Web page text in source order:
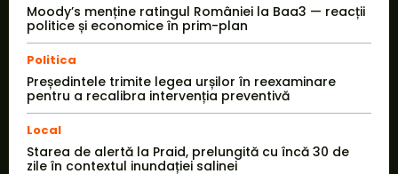
Moody’s menține ratingul României la Baa3 — reacții
politice și economice în prim-plan
Politica
Președintele trimite legea urșilor în reexaminare
pentru a recalibra intervenția preventivă
Local
Starea de alertă la Praid, prelungită cu încă 30 de
zile în contextul inundației salinei